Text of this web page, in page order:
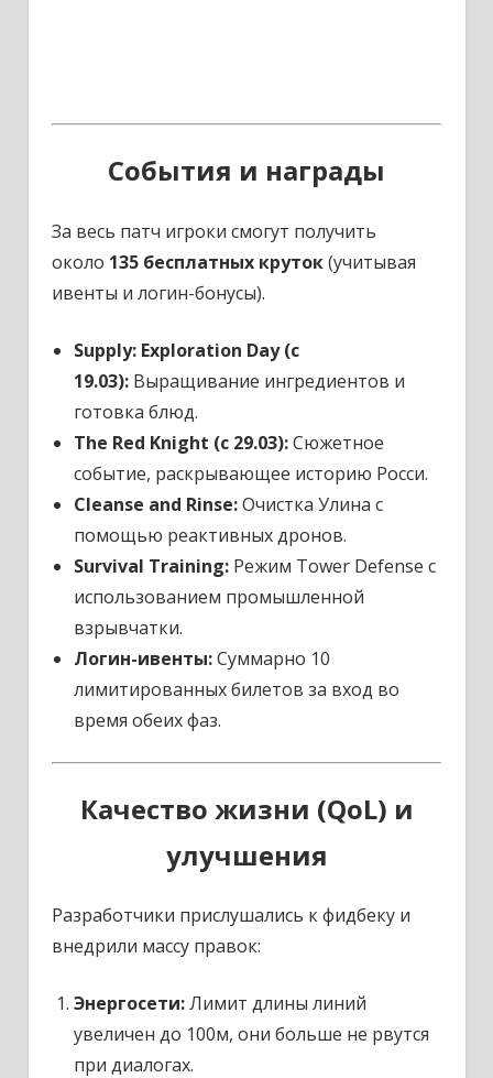
События и награды
За весь патч игроки смогут получить
около 135 бесплатных круток(учитывая
ивенты и логин-бонусы).
Supply: Exploration Day (с
19.03):Выращивание ингредиентов и
готовка блюд.
The Red Knight (с 29.03):Сюжетное
событие, раскрывающее историю Росси.
Cleanse and Rinse:Очистка Улина с
помощью реактивных дронов.
Survival Training:Режим Tower Defense с
использованием промышленной
взрывчатки.
Логин-ивенты:Суммарно 10
лимитированных билетов за вход во
время обеих фаз.
Качество жизни (QoL) и
улучшения
Разработчики прислушались к фидбеку и
внедрили массу правок:
Энергосети:Лимит длины линий
увеличен до 100м, они больше не рвутся
при диалогах.